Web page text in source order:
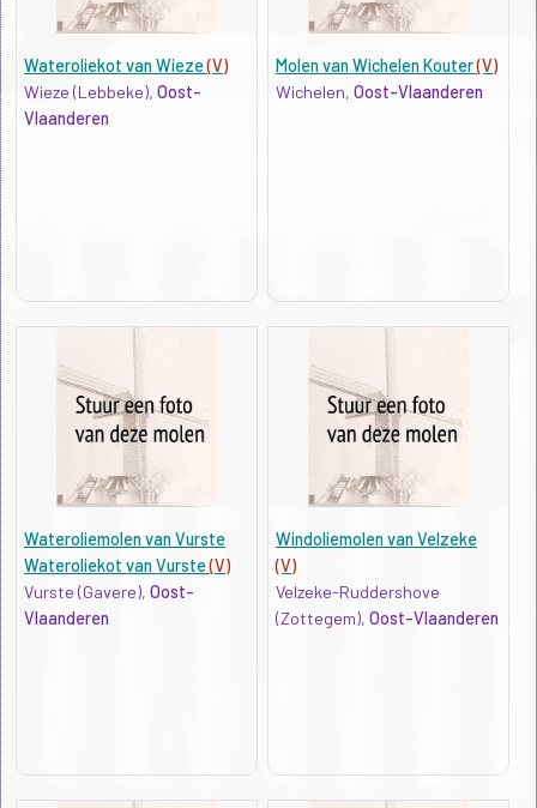
Wateroliekot van Wieze(V)
Wieze (Lebbeke), Oost-
Vlaanderen
Molen van Wichelen Kouter(V)
Wichelen,Oost-Vlaanderen
Wateroliemolen van Vurste
Wateroliekot van Vurste(V)
Vurste (Gavere), Oost-
Vlaanderen
Windoliemolen van Velzeke
(V)
Velzeke-Ruddershove
(Zottegem),Oost-Vlaanderen